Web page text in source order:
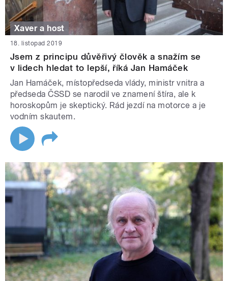
Xaver a host
18. listopad 2019
Jsem z principu důvěřivý člověk a snažím se
v lidech hledat to lepší, říká Jan Hamáček
Jan Hamáček, místopředseda vlády, ministr vnitra a
předseda ČSSD se narodil ve znamení štíra, ale k
horoskopům je skeptický. Rád jezdí na motorce a je
vodním skautem.